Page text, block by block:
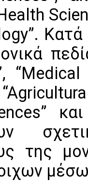
της